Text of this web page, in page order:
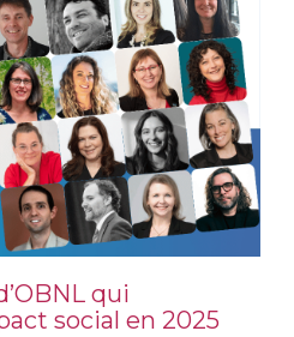
qui
social en 2025